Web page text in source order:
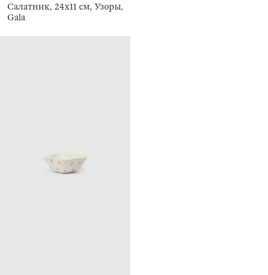
Салатник, 24х11 см, Узоры,
Gala